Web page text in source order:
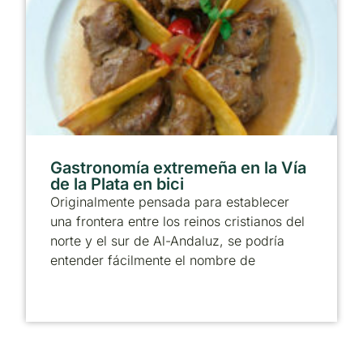
Gastronomía extremeña en la Vía
de la Plata en bici
Originalmente pensada para establecer
una frontera entre los reinos cristianos del
norte y el sur de Al-Andaluz, se podría
entender fácilmente el nombre de